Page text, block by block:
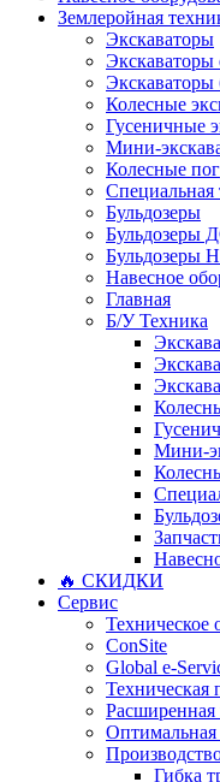
Землеройная
Экскаваторы
Экскаваторы
Экскаваторы
Колесные
Гусеничные
Мини-
Колесные
Специальная
Бульдозеры
Бульдозеры
Бульдозеры
Навесное
Главная
Б/У Техника
Мини-
🔥 СКИДКИ
Сервис
ConSite
Global e-
Техническая
Расширенная
Оптимальная
Гибка